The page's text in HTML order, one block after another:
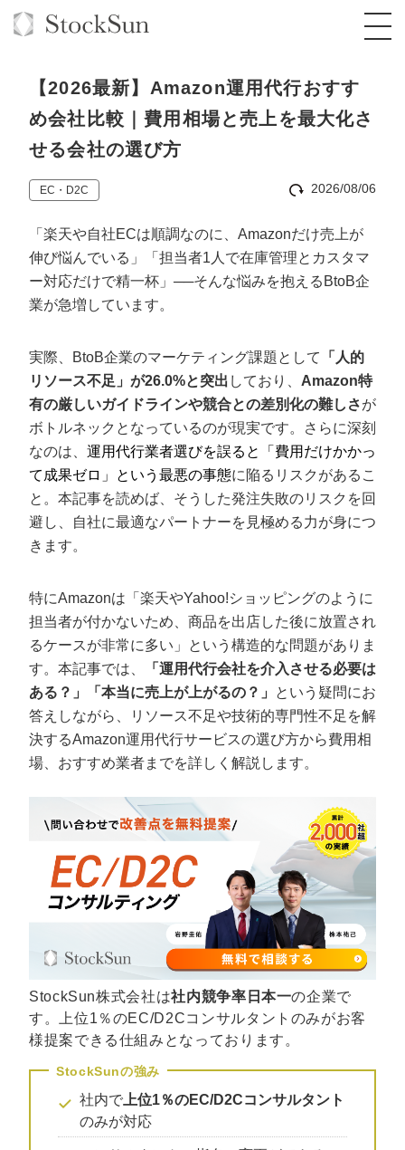
オーダーメイド支援
TOP
コンサルタント一覧
品質ガイドライン
クレーム窓口
BPO支援
定額制Webマーケティング代行『マキトルく
ん』
定額制営業代行『カリトルくん』
定額制採用代行・RPO『トルトルくん』
営業改善特化の動画制作『動画でカリトルく
ん』
定額LINE運用代行『LINEマキトルくん』
オリジナルサービス
格安でAI導入支援『あいのりAI』
1本無料で記事を制作『SEOトライアル』
定額制LP制作・改善『最強LP』
採用YouTubeチャンネル構築『トリトル』
実績
料金表
オンラインサロン
StockSun道場
動画編集
エンジニア
広告運用
YouTubeディレクター
会社概要・役員紹介
ミッション・ビジョン・バリュー
代表メッセージ（岩野圭佑）
認定パートナー
動画ディレクター
営業
インターン
正社員
マーケマネージャー
カスタマーサクセスマネージャー
常勤監査役
募集要項一覧
【2026最新】Amazon運用代行おすす
め会社比較｜費用相場と売上を最大化さ
せる会社の選び方
EC・D2C 2026/08/06
「楽天や自社ECは順調なのに、Amazonだけ売上が
伸び悩んでいる」「担当者1人で在庫管理とカスタマ
ー対応だけで精一杯」──そんな悩みを抱えるBtoB企
業が急増しています。
実際、BtoB企業のマーケティング課題として
「人的
リソース不足」が26.0%と突出 しており、 Amazon特
有の厳しいガイドラインや競合との差別化の難しさが
ボトルネックとなっているのが現実です。さらに深刻
なのは、 運用代行業者選びを誤ると「費用だけかかっ
て成果ゼロ」という最悪の事態に陥るリスクがあるこ
と。本記事を読めば、そうした発注失敗のリスクを回
避し、自社に最適なパートナーを見極める力が身につ
きます。
特にAmazonは「楽天やYahoo!ショッピングのように
担当者が付かないため、商品を出店した後に放置され
るケースが非常に多い」という構造的な問題がありま
す。本記事では、
「運用代行会社を介入させる必要は
ある？」「本当に売上が上がるの？」
という疑問にお
答えしながら、リソース不足や技術的専門性不足を解
決するAmazon運用代行サービスの選び方から費用相
場、おすすめ業者までを詳しく解説します。
StockSun株式会社は社内競争率日本一の企業で
す。上位1％のEC/D2Cコンサルタントのみがお客
様提案できる仕組みとなっております。
社内で 上位1％のEC/D2Cコンサルタント
のみが対応